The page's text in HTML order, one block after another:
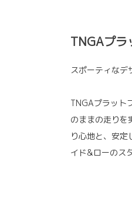
TNGAプラ
スポーティなデ
TNGAプラット
のままの走りを
り心地と、安
イド&ローのス